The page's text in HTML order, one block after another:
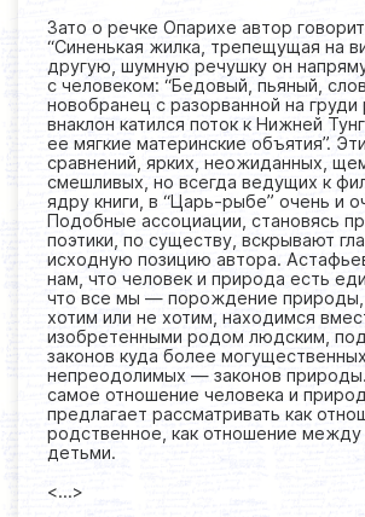
Зато о речке Опарихе автор
“Синенькая жилка, трепещущая на
другую, шумную речушку он
с человеком: “Бедовый, пьяный,
новобранец с разорванной на груди
внаклон катился поток к Нижней
ее мягкие материнские объятия”.
сравнений, ярких, неожиданных,
смешливых, но всегда ведущих к
ядру книги, в “Царь-рыбе” очень и
Подобные ассоциации, становясь
поэтики, по существу, вскрывают
исходную позицию автора.
нам, что человек и природа есть
что все мы — порождение природы,
хотим или не хотим, находимся
изобретенными родом людским,
законов куда более
непреодолимых — законов
самое отношение человека и
предлагает рассматривать как
родственное, как отношение
детьми.
<...>